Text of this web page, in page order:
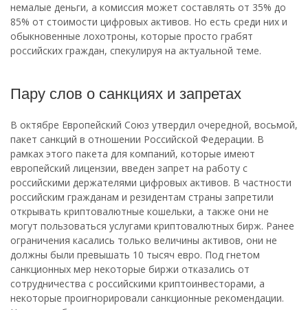
немалые деньги, а комиссия может составлять от 35% до
85% от стоимости цифровых активов. Но есть среди них и
обыкновенные лохотроны, которые просто грабят
российских граждан, спекулируя на актуальной теме.
Пару слов о санкциях и запретах
В октябре Европейский Союз утвердил очередной, восьмой,
пакет санкций в отношении Российской Федерации. В
рамках этого пакета для компаний, которые имеют
европейский лицензии, введен запрет на работу с
российскими держателями цифровых активов. В частности
российским гражданам и резидентам страны запретили
открывать криптовалютные кошельки, а также они не
могут пользоваться услугами криптовалютных бирж. Ранее
ограничения касались только величины активов, они не
должны были превышать 10 тысяч евро. Под гнетом
санкционных мер некоторые биржи отказались от
сотрудничества с российскими криптоинвесторами, а
некоторые проигнорировали санкционные рекомендации.